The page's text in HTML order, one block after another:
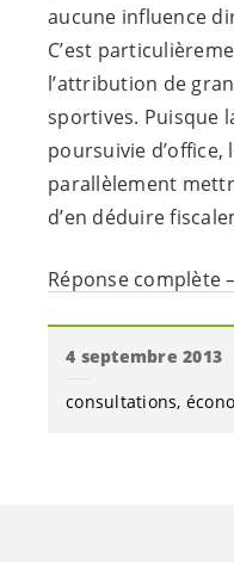
aucune influence
C’est
l’attribution de
sportives. Puisque
poursuivie
parallèlement
d’en déduire
Réponse complète
4 septembre 2013
consultations